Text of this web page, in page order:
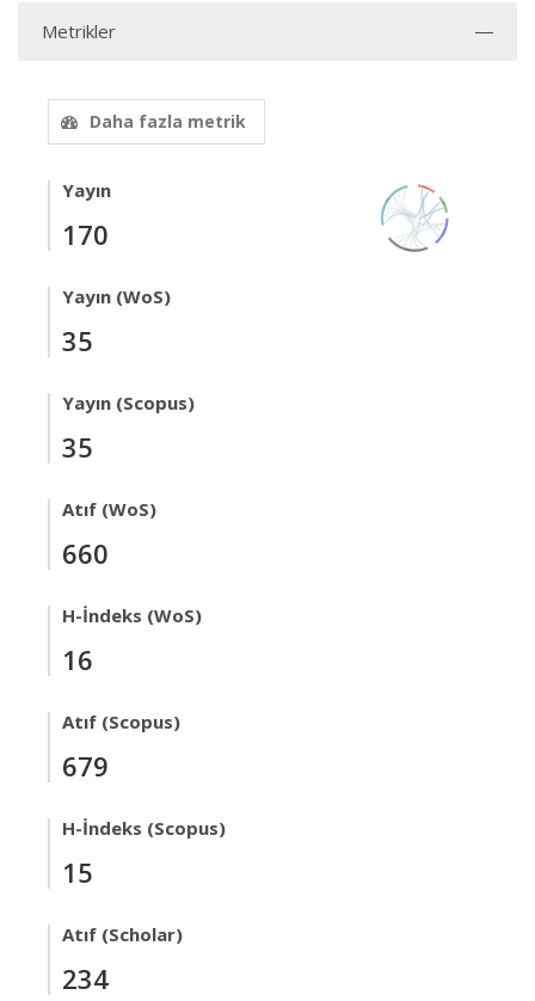
Metrikler
Daha fazla metrik
Yayın
170
Yayın (WoS)
35
Yayın (Scopus)
35
Atıf (WoS)
660
H-İndeks (WoS)
16
Atıf (Scopus)
679
H-İndeks (Scopus)
15
Atıf (Scholar)
234